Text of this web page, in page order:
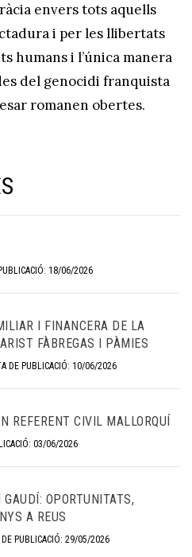
envers tots aquells
i per les llibertats
humans i l’única manera
del genocidi franquista
romanen obertes.
18/06/2026
I FINANCERA DE LA
FÀBREGAS I PÀMIES
DE PUBLICACIÓ: 10/06/2026
REFERENT CIVIL MALLORQUÍ
03/06/2026
OPORTUNITATS,
A REUS
DE PUBLICACIÓ: 29/05/2026